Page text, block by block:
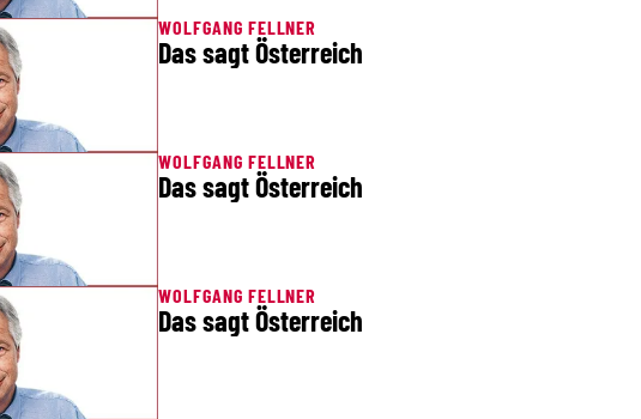
WOLFGANG FELLNER
Das sagt Österreich
WOLFGANG FELLNER
Das sagt Österreich
WOLFGANG FELLNER
Das sagt Österreich